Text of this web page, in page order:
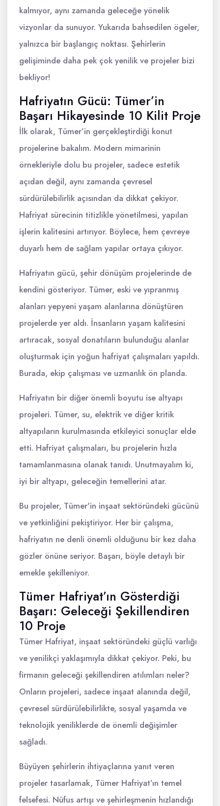
kalmıyor, aynı zamanda geleceğe yönelik
vizyonlar da sunuyor. Yukarıda bahsedilen ögeler,
yalnızca bir başlangıç noktası. Şehirlerin
gelişiminde daha pek çok yenilik ve projeler bizi
bekliyor!
Hafriyatın Gücü: Tümer’in
Başarı Hikayesinde 10 Kilit Proje
İlk olarak, Tümer’in gerçekleştirdiği konut
projelerine bakalım. Modern mimarinin
örnekleriyle dolu bu projeler, sadece estetik
açıdan değil, aynı zamanda çevresel
sürdürülebilirlik açısından da dikkat çekiyor.
Hafriyat sürecinin titizlikle yönetilmesi, yapılan
işlerin kalitesini artırıyor. Böylece, hem çevreye
duyarlı hem de sağlam yapılar ortaya çıkıyor.
Hafriyatın gücü, şehir dönüşüm projelerinde de
kendini gösteriyor. Tümer, eski ve yıpranmış
alanları yepyeni yaşam alanlarına dönüştüren
projelerde yer aldı. İnsanların yaşam kalitesini
artıracak, sosyal donatıların bulunduğu alanlar
oluşturmak için yoğun hafriyat çalışmaları yapıldı.
Burada, ekip çalışması ve uzmanlık ön planda.
Hafriyatın bir diğer önemli boyutu ise altyapı
projeleri. Tümer, su, elektrik ve diğer kritik
altyapıların kurulmasında etkileyici sonuçlar elde
etti. Hafriyat çalışmaları, bu projelerin hızla
tamamlanmasına olanak tanıdı. Unutmayalım ki,
iyi bir altyapı, geleceğin temellerini atar.
Bu projeler, Tümer'in inşaat sektöründeki gücünü
ve yetkinliğini pekiştiriyor. Her bir çalışma,
hafriyatın ne denli önemli olduğunu bir kez daha
gözler önüne seriyor. Başarı, böyle detaylı bir
emekle şekilleniyor.
Tümer Hafriyat’ın Gösterdiği
Başarı: Geleceği Şekillendiren
10 Proje
Tümer Hafriyat, inşaat sektöründeki güçlü varlığı
ve yenilikçi yaklaşımıyla dikkat çekiyor. Peki, bu
firmanın geleceği şekillendiren atılımları neler?
Onların projeleri, sadece inşaat alanında değil,
çevresel sürdürülebilirlikte, sosyal yaşamda ve
teknolojik yeniliklerde de önemli değişimler
sağladı.
Büyüyen şehirlerin ihtiyaçlarına yanıt veren
projeler tasarlamak, Tümer Hafriyat’ın temel
felsefesi. Nüfus artışı ve şehirleşmenin hızlandığı